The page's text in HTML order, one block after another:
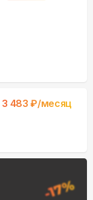
3 483 ₽/месяц